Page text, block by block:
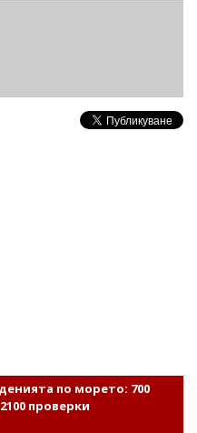
по морето: 700
проверки